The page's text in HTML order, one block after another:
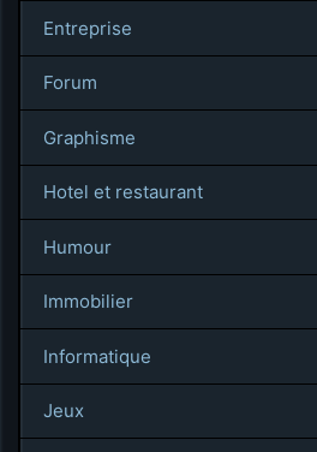
Entreprise
Forum
Graphisme
Hotel et restaurant
Humour
Immobilier
Informatique
Jeux